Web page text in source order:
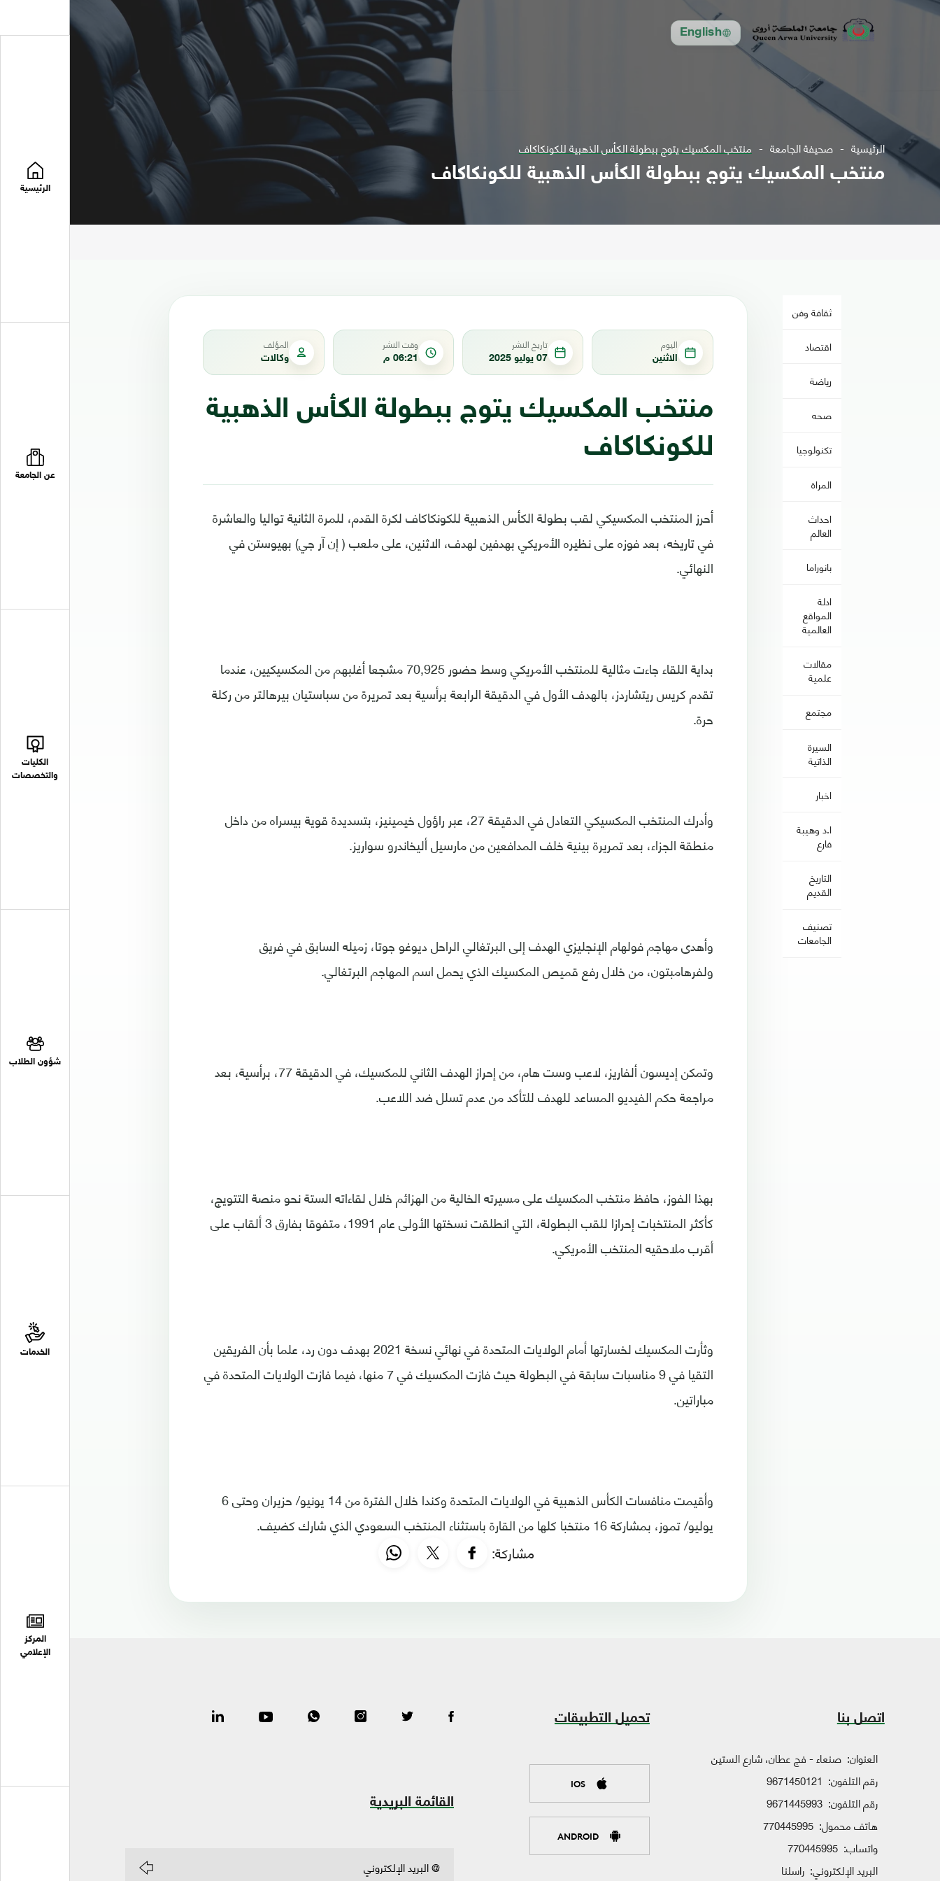
English
الرئيسية
عن الجامعة
الكليات
والتخصصات
شؤون الطلاب
الخدمات
المركز
الإعلامي
الرئيسية صحيفة الجامعة منتخب المكسيك يتوج ببطولة الكأس الذهبية للكونكاكاف
منتخب المكسيك يتوج ببطولة الكأس الذهبية للكونكاكاف
ثقافة وفن
اقتصاد
رياضة
صحه
تكنولوجيا
المراة
احداث
العالم
بانوراما
ادلة
المواقع
العالمية
مقالات
علمية
مجتمع
السيرة
الذاتية
اخبار
ا.د وهيبة
فارع
التاريخ
القديم
تصنيف
الجامعات
اليوم
الاثنين
تاريخ النشر
07 يوليو 2025
وقت النشر
06:21 م
المؤلف
وكالات
منتخب المكسيك يتوج ببطولة الكأس الذهبية
للكونكاكاف
أحرز المنتخب المكسيكي لقب بطولة الكأس الذهبية للكونكاكاف لكرة القدم، للمرة الثانية تواليا والعاشرة
في تاريخه، بعد فوزه على نظيره الأمريكي بهدفين لهدف، الاثنين، على ملعب ( إن آر جي) بهيوستن في
النهائي.
بداية اللقاء جاءت مثالية للمنتخب الأمريكي وسط حضور 70,925 مشجعا أغلبهم من المكسيكيين، عندما
تقدم كريس ريتشاردز، بالهدف الأول في الدقيقة الرابعة برأسية بعد تمريرة من سباستيان بيرهالتر من ركلة
حرة.
وأدرك المنتخب المكسيكي التعادل في الدقيقة 27، عبر راؤول خيمينيز، بتسديدة قوية بيسراه من داخل
منطقة الجزاء، بعد تمريرة بينية خلف المدافعين من مارسيل أليخاندرو سواريز.
وأهدى مهاجم فولهام الإنجليزي الهدف إلى البرتغالي الراحل ديوغو جوتا، زميله السابق في فريق
ولفرهامبتون، من خلال رفع قميص المكسيك الذي يحمل اسم المهاجم البرتغالي.
وتمكن إديسون ألفاريز، لاعب وست هام، من إحراز الهدف الثاني للمكسيك، في الدقيقة 77، برأسية، بعد
مراجعة حكم الفيديو المساعد للهدف للتأكد من عدم تسلل ضد اللاعب.
بهذا الفوز، حافظ منتخب المكسيك على مسيرته الخالية من الهزائم خلال لقاءاته الستة نحو منصة التتويج،
كأكثر المنتخبات إحرازا للقب البطولة، التي انطلقت نسختها الأولى عام 1991، متفوقا بفارق 3 ألقاب على
أقرب ملاحقيه المنتخب الأمريكي.
وثأرت المكسيك لخسارتها أمام الولايات المتحدة في نهائي نسخة 2021 بهدف دون رد، علما بأن الفريقين
التقيا في 9 مناسبات سابقة في البطولة حيث فازت المكسيك في 7 منها، فيما فازت الولايات المتحدة في
مباراتين.
وأقيمت منافسات الكأس الذهبية في الولايات المتحدة وكندا خلال الفترة من 14 يونيو/ حزيران وحتى 6
يوليو/ تموز، بمشاركة 16 منتخبا كلها من القارة باستثناء المنتخب السعودي الذي شارك كضيف.
مشاركة:
اتصل بنا
العنوان: صنعاء - فج عطان، شارع الستين
رقم التلفون: 9671450121
رقم التلفون: 9671445993
هاتف محمول: 770445995
واتساب: 770445995
البريد الإلكتروني: راسلنا
تحميل التطبيقات
IOS
ANDROID
القائمة البريدية